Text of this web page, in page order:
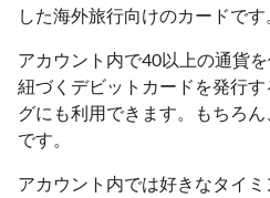
した海外旅行向けのカードです
アカウント内で40以上の通貨
紐づくデビットカードを発行
グにも利用できます。もちろ
です。
アカウント内では好きなタイ